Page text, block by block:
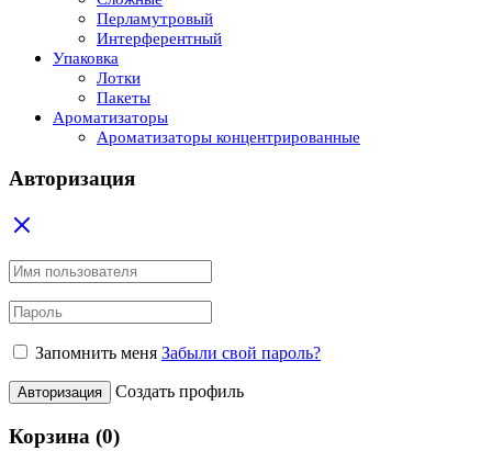
Перламутровый
Интерферентный
Упаковка
Лотки
Пакеты
Ароматизаторы
Ароматизаторы концентрированные
Авторизация
Запомнить меня Забыли свой пароль?
Авторизация Создать профиль
Корзина (0)